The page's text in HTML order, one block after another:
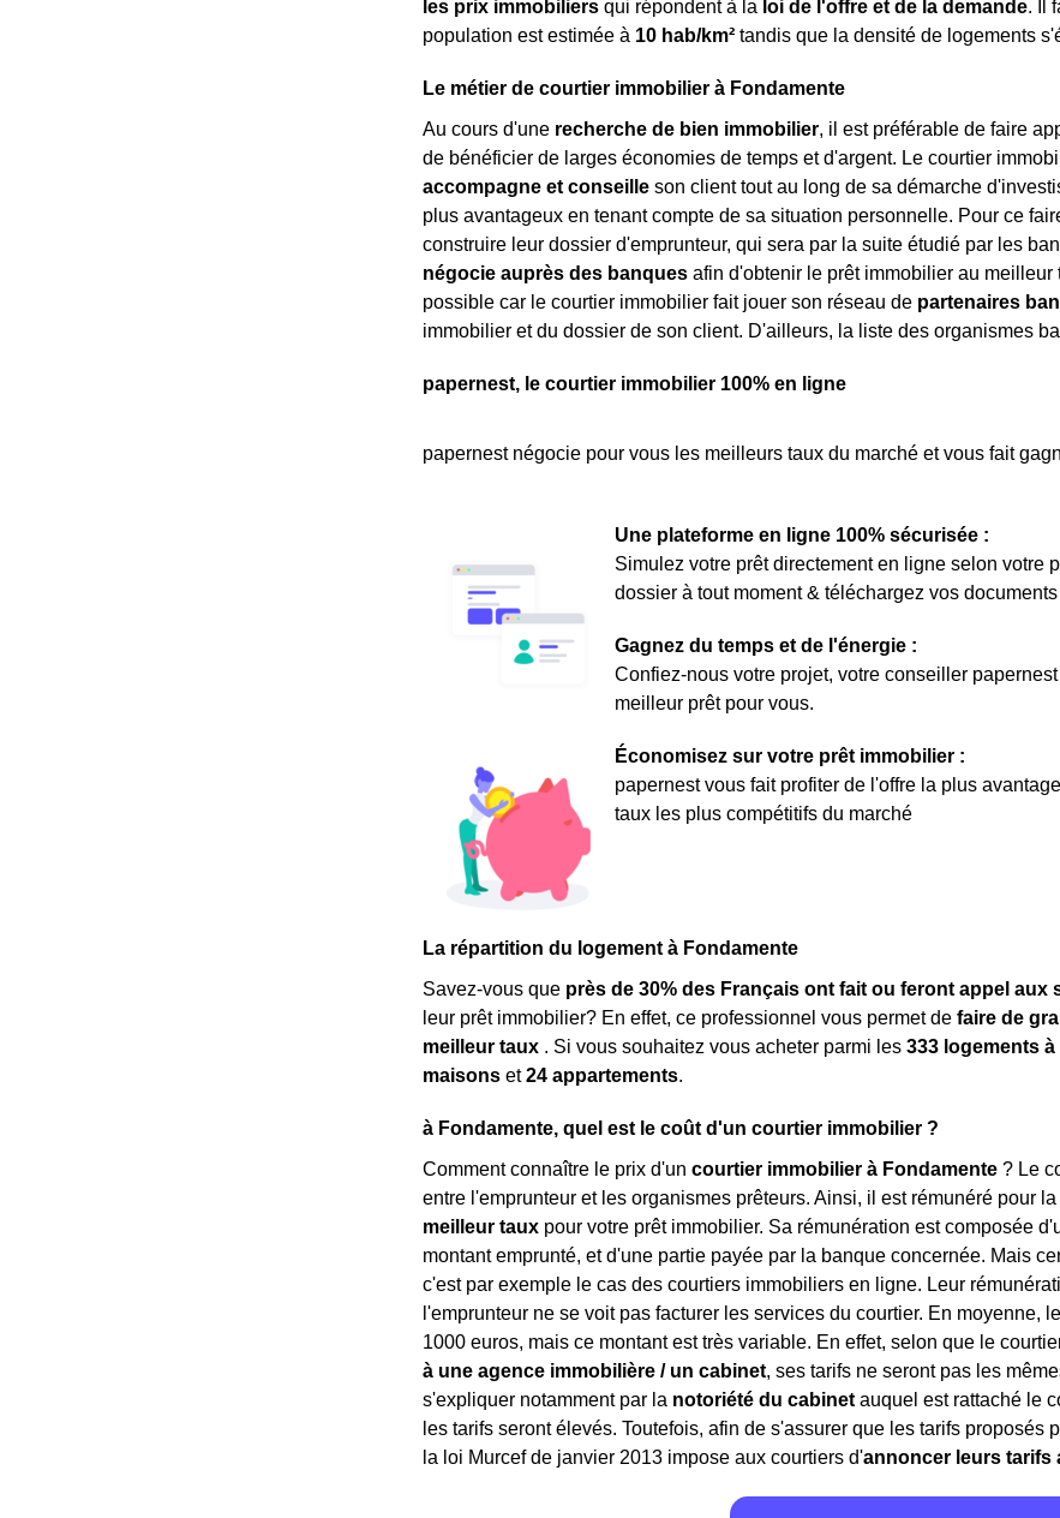
les prix immobiliers qui répondent à la loi de l'offre et de la demande. Il
population est estimée à 10 hab/km² tandis que la densité de logements
Le métier de courtier immobilier à Fondamente
Au cours d'une recherche de bien immobilier, il est préférable de faire
de bénéficier de larges économies de temps et d'argent. Le courtier
accompagne et conseille son client tout au long de sa démarche
plus avantageux en tenant compte de sa situation personnelle. Pour ce
construire leur dossier d'emprunteur, qui sera par la suite étudié par les
négocie auprès des banques afin d'obtenir le prêt immobilier au
possible car le courtier immobilier fait jouer son réseau de partenaires
immobilier et du dossier de son client. D'ailleurs, la liste des organismes
papernest, le courtier immobilier 100% en ligne
papernest négocie pour vous les meilleurs taux du marché et vous fait
Une plateforme en ligne 100% sécurisée :
Simulez votre prêt directement en ligne selon votre
dossier à tout moment & téléchargez vos
Gagnez du temps et de l'énergie :
Confiez-nous votre projet, votre conseiller
meilleur prêt pour vous.
Économisez sur votre prêt immobilier :
papernest vous fait profiter de l'offre la plus
taux les plus compétitifs du marché
La répartition du logement à Fondamente
Savez-vous que près de 30% des Français ont fait ou feront appel
leur prêt immobilier? En effet, ce professionnel vous permet de faire de
meilleur taux . Si vous souhaitez vous acheter parmi les 333 logements
maisons et24 appartements.
à Fondamente, quel est le coût d'un courtier immobilier ?
Comment connaître le prix d'un courtier immobilier à Fondamente ? Le
entre l'emprunteur et les organismes prêteurs. Ainsi, il est rémunéré pour la
meilleur taux pour votre prêt immobilier. Sa rémunération est composée
montant emprunté, et d'une partie payée par la banque concernée. Mais
c'est par exemple le cas des courtiers immobiliers en ligne. Leur
l'emprunteur ne se voit pas facturer les services du courtier. En moyenne,
1000 euros, mais ce montant est très variable. En effet, selon que le
à une agence immobilière / un cabinet, ses tarifs ne seront pas les
s'expliquer notamment par la notoriété du cabinet auquel est rattaché le
les tarifs seront élevés. Toutefois, afin de s'assurer que les tarifs proposés
la loi Murcef de janvier 2013 impose aux courtiers d'annoncer leurs tarifs